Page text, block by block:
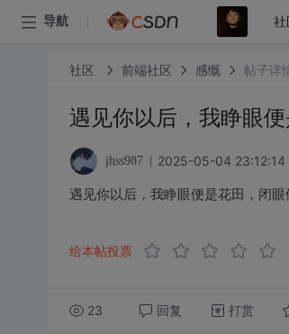
导航 社
社区 前端社区 感慨 帖子详
遇见你以后，我睁眼
jhss987 2025-05-04 23:12:14
遇见你以后，我睁眼便是花田，闭眼
给本帖投票
23 回复 打赏